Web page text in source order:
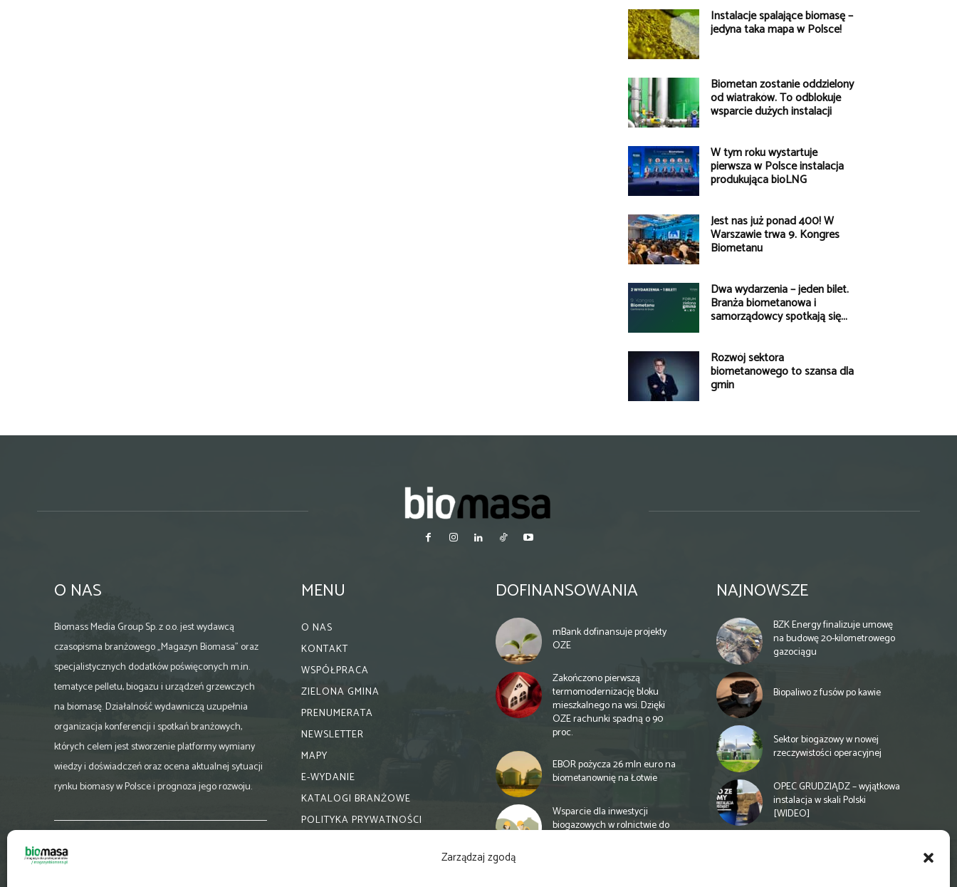
Zarządzaj zgodą
Instalacje spalające biomasę –
jedyna taka mapa w Polsce!
Biometan zostanie oddzielony
od wiatraków. To odblokuje
wsparcie dużych instalacji
W tym roku wystartuje
pierwsza w Polsce instalacja
produkująca bioLNG
Jest nas już ponad 400! W
Warszawie trwa 9. Kongres
Biometanu
Dwa wydarzenia – jeden bilet.
Branża biometanowa i
samorządowcy spotkają się...
Rozwój sektora
biometanowego to szansa dla
gmin
O NAS
Biomass Media Group Sp. z o.o. jest wydawcą
czasopisma branżowego „Magazyn Biomasa” oraz
specjalistycznych dodatków poświęconych m.in.
tematyce pelletu, biogazu i urządzeń grzewczych
na biomasę. Działalność wydawniczą uzupełnia
organizacja konferencji i spotkań branżowych,
których celem jest stworzenie platformy wymiany
wiedzy i doświadczeń oraz ocena aktualnej sytuacji
rynku biomasy w Polsce i prognoza jego rozwoju.
biuro@magazynbiomasa.pl
MENU
O NAS
KONTAKT
WSPÓŁPRACA
ZIELONA GMINA
PRENUMERATA
NEWSLETTER
MAPY
E-WYDANIE
KATALOGI BRANŻOWE
POLITYKA PRYWATNOŚCI
DOFINANSOWANIA
mBank dofinansuje projekty
OZE
Zakończono pierwszą
termomodernizację bloku
mieszkalnego na wsi. Dzięki
OZE rachunki spadną o 90
proc.
EBOR pożycza 26 mln euro na
biometanownię na Łotwie
Wsparcie dla inwestycji
biogazowych w rolnictwie do
NAJNOWSZE
BZK Energy finalizuje umowę
na budowę 20-kilometrowego
gazociągu
Biopaliwo z fusów po kawie
Sektor biogazowy w nowej
rzeczywistości operacyjnej
OPEC GRUDZIĄDZ – wyjątkowa
instalacja w skali Polski
[WIDEO]